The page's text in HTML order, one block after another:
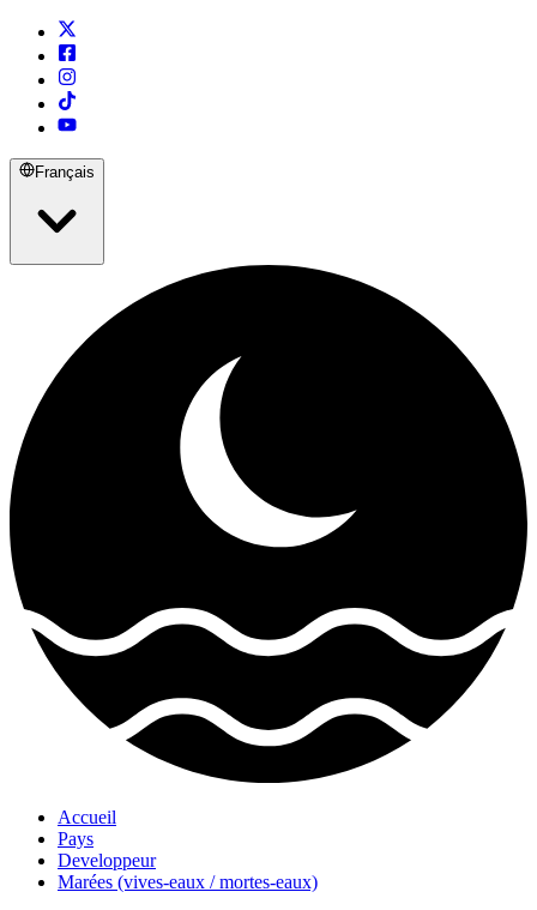
Français
Accueil
Pays
Developpeur
Marées (vives-eaux / mortes-eaux)